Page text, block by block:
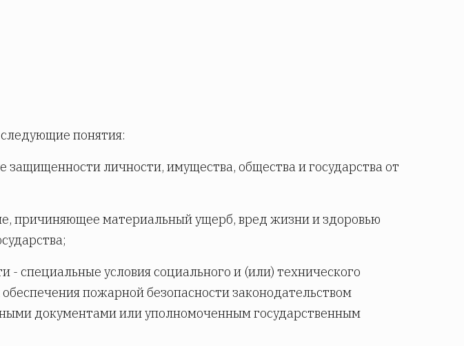
понятия:
защищенности личности, имущества, общества и государства от
причиняющее материальный ущерб, вред жизни и здоровью
- специальные условия социального и (или) технического
пожарной безопасности законодательством
документами или уполномоченным государственным